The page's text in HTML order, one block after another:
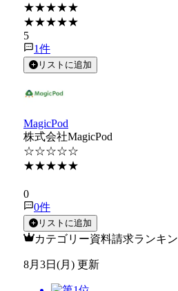
★★★★★
★★★★★
5
1件
リストに追加
MagicPod
株式会社MagicPod
☆☆☆☆☆
★★★★★
0
0件
リストに追加
カテゴリー資料請求ランキ
8月3日(月) 更新